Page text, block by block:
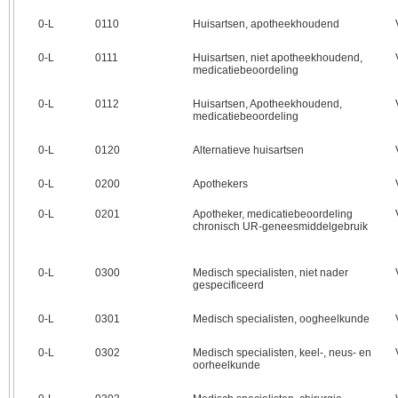
0‑L 0110 Huisartsen, apotheekhoudend
0‑L 0111
Huisartsen, niet apotheekhoudend,
medicatiebeoordeling
0‑L 0112
Huisartsen, Apotheekhoudend,
medicatiebeoordeling
0‑L 0120 Alternatieve huisartsen
0‑L 0200 Apothekers
0‑L 0201
Apotheker, medicatiebeoordeling
chronisch UR-geneesmiddelgebruik
0‑L 0300
Medisch specialisten, niet nader
gespecificeerd
0‑L 0301 Medisch specialisten, oogheelkunde
0‑L 0302
Medisch specialisten, keel-, neus- en
oorheelkunde